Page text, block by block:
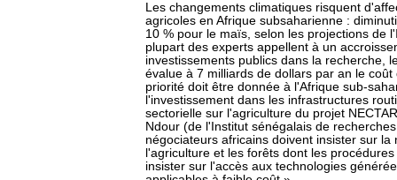
Les changements climatiques risquent
agricoles en Afrique subsaharienne :
10 % pour le maïs, selon les projections de
plupart des experts appellent à un
investissements publics dans la recherche,
évalue à 7 milliards de dollars par an le
priorité doit être donnée à l'Afrique sub-
l'investissement dans les infrastructures
sectorielle sur l'agriculture du projet
Ndour (de l'Institut sénégalais de
négociateurs africains doivent insister sur
l'agriculture et les forêts dont les
insister sur l'accès aux technologies